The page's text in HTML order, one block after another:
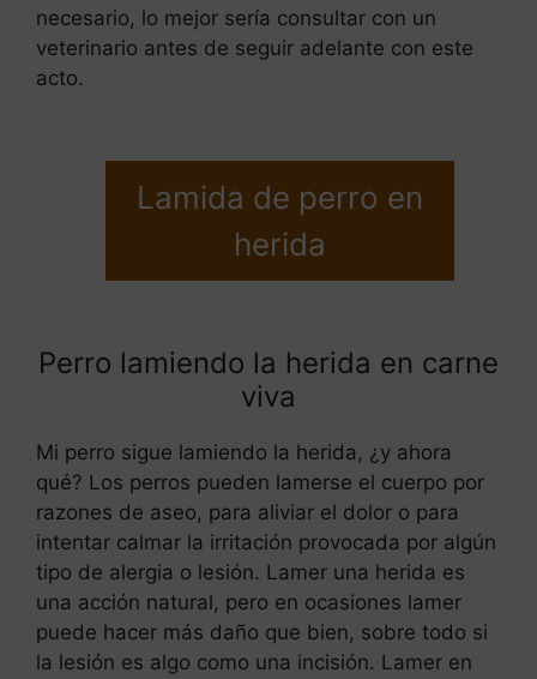
necesario, lo mejor sería consultar con un
veterinario antes de seguir adelante con este
acto.
Lamida de perro en
herida
Perro lamiendo la herida en carne
viva
Mi perro sigue lamiendo la herida, ¿y ahora
qué? Los perros pueden lamerse el cuerpo por
razones de aseo, para aliviar el dolor o para
intentar calmar la irritación provocada por algún
tipo de alergia o lesión. Lamer una herida es
una acción natural, pero en ocasiones lamer
puede hacer más daño que bien, sobre todo si
la lesión es algo como una incisión. Lamer en